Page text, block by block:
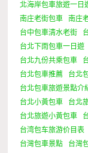
北海岸包車旅遊一日
南庄老街包車
南庄
台中包車清水老街
台北下雨包車一日遊
台北九份共乘包車
台北包車推薦
台北
台北包車旅遊景點介
台北小黃包車
台北
台北旅遊小黃包車
台湾包车旅游价目表
台灣包車景點
台灣